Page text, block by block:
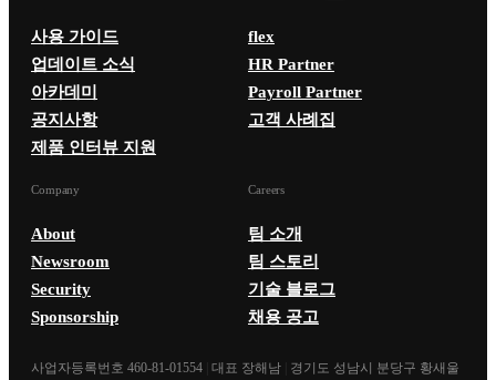
사용 가이드
업데이트 소식
아카데미
공지사항
제품 인터뷰 지원
flex
HR Partner
Payroll Partner
고객 사례집
Company
About
Newsroom
Security
Sponsorship
Careers
팀 소개
팀 스토리
기술 블로그
채용 공고
사업자등록번호 460-81-01554 대표 장해남 경기도 성남시 분당구 황새울